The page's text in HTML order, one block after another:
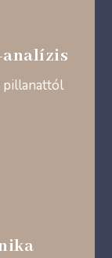
pillanattól